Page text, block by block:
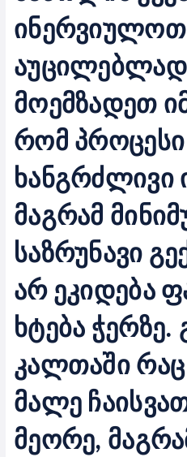
მოემზადეთ
რომ პროცესი
ხანგრძლივი
მაგრამ
საზრუნავი
არ ეკიდება
ხტება ჭერზე.
კალთაში
მალე
მეორე,